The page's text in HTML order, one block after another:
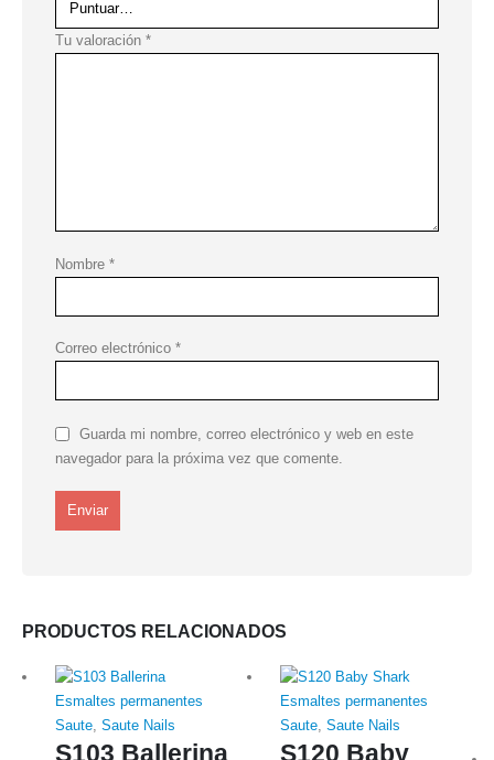
Tu valoración *
Nombre *
Correo electrónico *
Guarda mi nombre, correo electrónico y web en este
navegador para la próxima vez que comente.
PRODUCTOS RELACIONADOS
Esmaltes permanentes
Saute, Saute Nails
S103 Ballerina
Esmaltes permanentes
Saute, Saute Nails
S120 Baby